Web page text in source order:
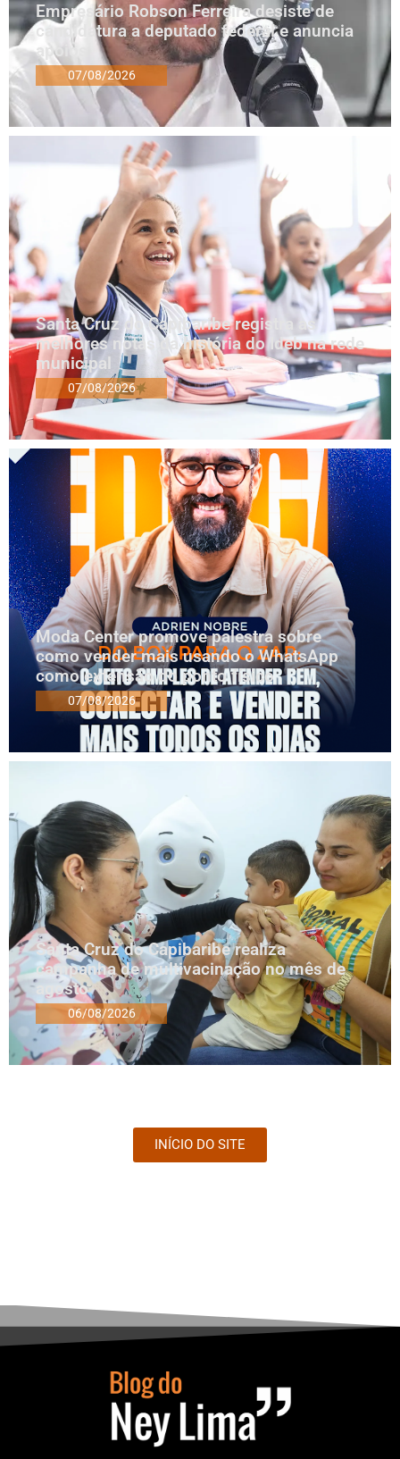
Empresário Robson Ferreira desiste de
candidatura a deputado federal e anuncia
apoios
07/08/2026
Santa Cruz do Capibaribe registra as
melhores notas da história do Ideb na rede
municipal
07/08/2026
Moda Center promove palestra sobre
como vender mais usando o WhatsApp
como extensão do ponto físico
07/08/2026
Santa Cruz do Capibaribe realiza
campanha de multivacinação no mês de
agosto
06/08/2026
INÍCIO DO SITE